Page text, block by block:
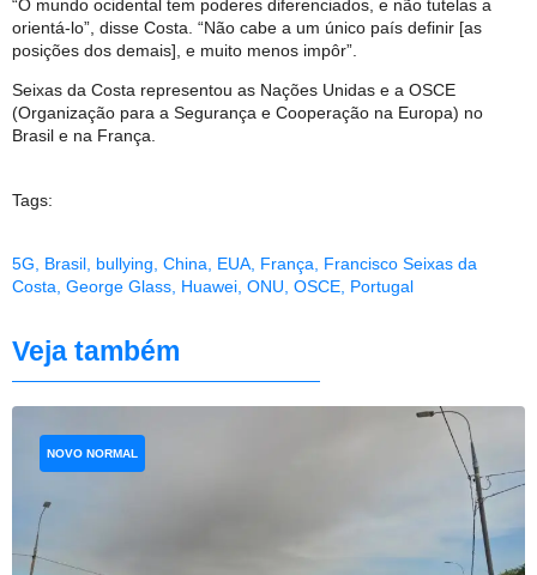
“O mundo ocidental tem poderes diferenciados, e não tutelas a
orientá-lo”, disse Costa. “Não cabe a um único país definir [as
posições dos demais], e muito menos impôr”.
Seixas da Costa representou as Nações Unidas e a OSCE
(Organização para a Segurança e Cooperação na Europa) no
Brasil e na França.
Tags:
5G Brasil bullying China EUA França
Francisco Seixas da
Costa George Glass Huawei ONU OSCE Portugal
Veja também
NOVO NORMAL